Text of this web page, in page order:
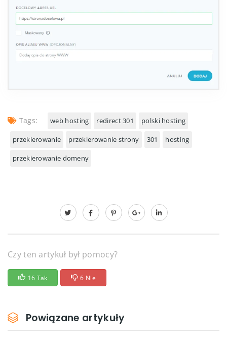
Tags: web hosting redirect 301 polski hosting
przekierowanie przekierowanie strony 301 hosting
przekierowanie domeny
Czy ten artykuł był pomocy?
16 Tak 6 Nie
Powiązane artykuły